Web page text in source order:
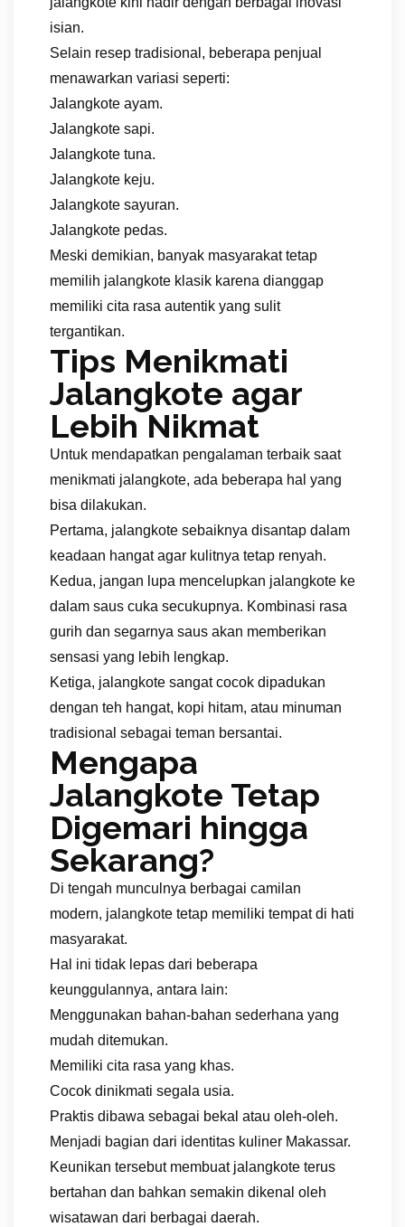
isian.
Selain resep tradisional, beberapa penjual
menawarkan variasi seperti:
Jalangkote ayam.
Jalangkote sapi.
Jalangkote tuna.
Jalangkote keju.
Jalangkote sayuran.
Jalangkote pedas.
Meski demikian, banyak masyarakat tetap
memilih jalangkote klasik karena dianggap
memiliki cita rasa autentik yang sulit
tergantikan.
Tips Menikmati
Jalangkote agar
Lebih Nikmat
Untuk mendapatkan pengalaman terbaik saat
menikmati jalangkote, ada beberapa hal yang
bisa dilakukan.
Pertama, jalangkote sebaiknya disantap dalam
keadaan hangat agar kulitnya tetap renyah.
Kedua, jangan lupa mencelupkan jalangkote ke
dalam saus cuka secukupnya. Kombinasi rasa
gurih dan segarnya saus akan memberikan
sensasi yang lebih lengkap.
Ketiga, jalangkote sangat cocok dipadukan
dengan teh hangat, kopi hitam, atau minuman
tradisional sebagai teman bersantai.
Mengapa
Jalangkote Tetap
Digemari hingga
Sekarang?
Di tengah munculnya berbagai camilan
modern, jalangkote tetap memiliki tempat di hati
masyarakat.
Hal ini tidak lepas dari beberapa
keunggulannya, antara lain:
Menggunakan bahan-bahan sederhana yang
mudah ditemukan.
Memiliki cita rasa yang khas.
Cocok dinikmati segala usia.
Praktis dibawa sebagai bekal atau oleh-oleh.
Menjadi bagian dari identitas kuliner Makassar.
Keunikan tersebut membuat jalangkote terus
bertahan dan bahkan semakin dikenal oleh
wisatawan dari berbagai daerah.